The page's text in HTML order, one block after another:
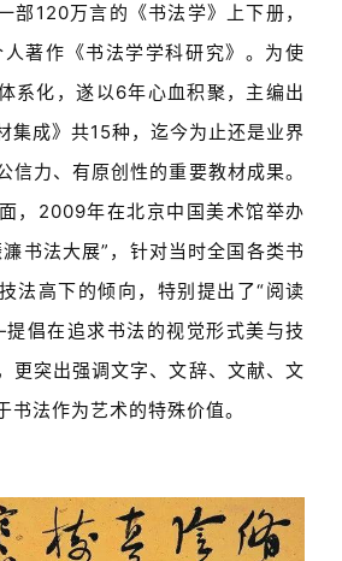
部120万言的《书法学》上下册，
著作《书法学学科研究》。为使
系化，遂以6年心血积聚，主编出
集成》共15种，迄今为止还是业界
信力、有原创性的重要教材成果。
，2009年在北京中国美术馆举办
书法大展”，针对当时全国各类书
法高下的倾向，特别提出了“阅读
倡在追求书法的视觉形式美与技
更突出强调文字、文辞、文献、文
书法作为艺术的特殊价值。